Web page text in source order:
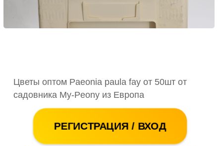
Цветы оптом Paeonia paula fay от 50шт от
садовника My-Peony из Европа
РЕГИСТРАЦИЯ / ВХОД